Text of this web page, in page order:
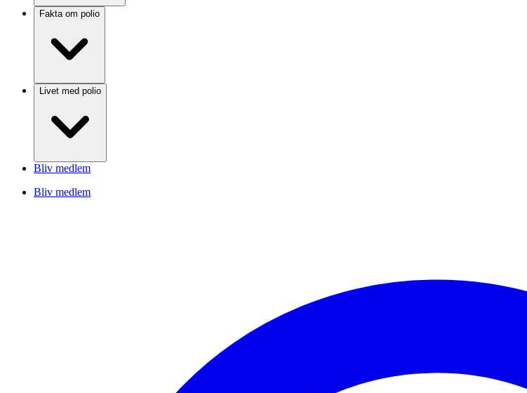
Fakta om polio
Livet med polio
Bliv medlem
Bliv medlem